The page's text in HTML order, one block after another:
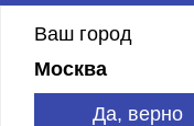
Ваш город
Москва
Да, верно